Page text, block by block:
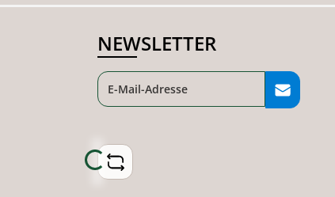
NEWSLETTER
Loading...